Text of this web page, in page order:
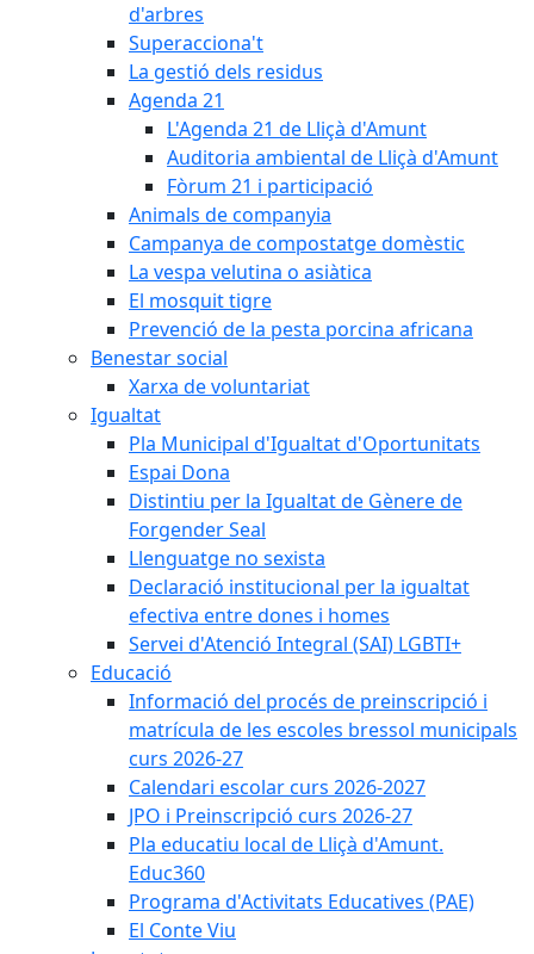
d'arbres
Superacciona't
La gestió dels residus
Agenda 21
L'Agenda 21 de Lliçà d'Amunt
Auditoria ambiental de Lliçà d'Amunt
Fòrum 21 i participació
Animals de companyia
Campanya de compostatge domèstic
La vespa velutina o asiàtica
El mosquit tigre
Prevenció de la pesta porcina africana
Benestar social
Xarxa de voluntariat
Igualtat
Pla Municipal d'Igualtat d'Oportunitats
Espai Dona
Distintiu per la Igualtat de Gènere de
Forgender Seal
Llenguatge no sexista
Declaració institucional per la igualtat
efectiva entre dones i homes
Servei d'Atenció Integral (SAI) LGBTI+
Educació
Informació del procés de preinscripció i
matrícula de les escoles bressol municipals
curs 2026-27
Calendari escolar curs 2026-2027
JPO i Preinscripció curs 2026-27
Pla educatiu local de Lliçà d'Amunt.
Educ360
Programa d'Activitats Educatives (PAE)
El Conte Viu